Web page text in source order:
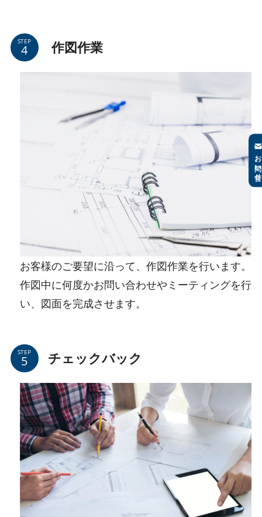
STEP 作図作業
お客様のご要望に沿って、作図作業を行います。
作図中に何度かお問い合わせやミーティングを行
い、図面を完成させます。
STEP チェックバック
お問